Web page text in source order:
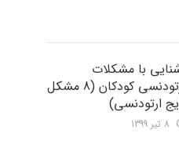
با مشکلات
ارتودنسی کودکان (8 مشکل
ارتودنسی)